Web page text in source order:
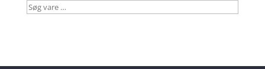
Søg